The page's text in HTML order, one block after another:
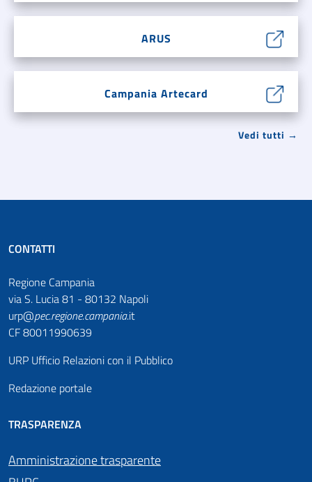
ARUS
Campania Artecard
Vedi tutti →
CONTATTI
Regione Campania
via S. Lucia 81 - 80132 Napoli
urp@pec.regione.campania.it
CF 80011990639
URP Ufficio Relazioni con il Pubblico
Redazione portale
TRASPARENZA
Amministrazione trasparente